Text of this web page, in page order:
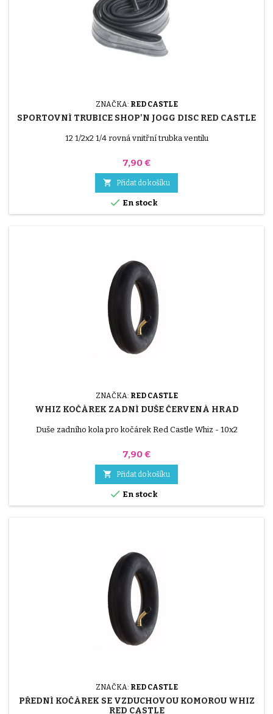
ZNAČKA: RED CASTLE
SPORTOVNÍ TRUBICE SHOP'N JOGG DISC RED CASTLE
12 1/2x2 1/4 rovná vnitřní trubka ventilu
Cena
7,90 €
 Přidat do košíku
 En stock
ZNAČKA: RED CASTLE
WHIZ KOČÁREK ZADNÍ DUŠE ČERVENÁ HRAD
Duše zadního kola pro kočárek Red Castle Whiz - 10x2
Cena
7,90 €
 Přidat do košíku
 En stock
ZNAČKA: RED CASTLE
PŘEDNÍ KOČÁREK SE VZDUCHOVOU KOMOROU WHIZ
RED CASTLE